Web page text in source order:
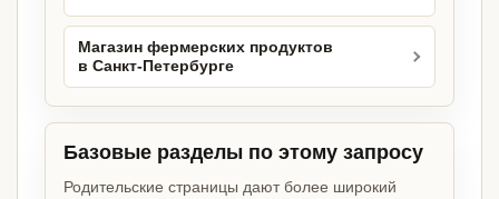
Магазин фермерских продуктов
в Санкт-Петербурге
Базовые разделы по этому запросу
Родительские страницы дают более широкий